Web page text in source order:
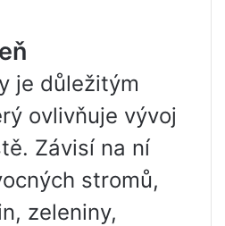
je důležitým
ovlivňuje vývoj
Závisí na ní
stromů,
zeleniny,